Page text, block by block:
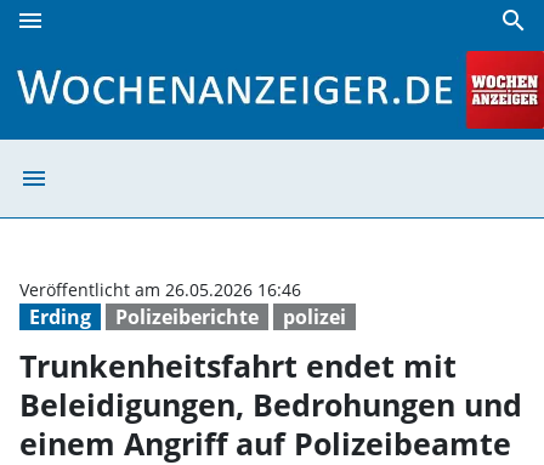
menu search
menu
Erding Polizeiberichte polizei
Veröffentlicht am 26.05.2026 16:46
Trunkenheitsfahrt endet mit
Beleidigungen, Bedrohungen und
einem Angriff auf Polizeibeamte